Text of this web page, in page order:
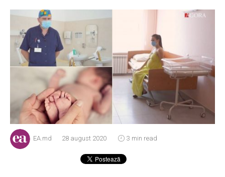
EA.md 28 august 2020 3 min read